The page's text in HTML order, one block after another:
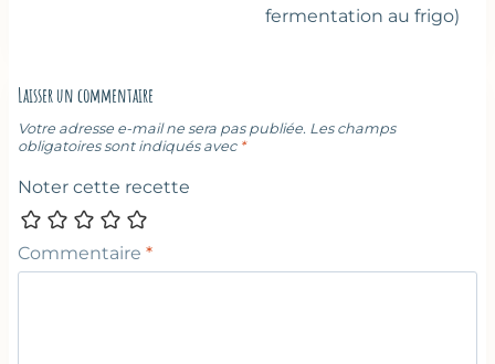
fermentation au frigo)
Laisser un commentaire
Votre adresse e-mail ne sera pas publiée. Les champs
obligatoires sont indiqués avec *
Noter cette recette
Commentaire *